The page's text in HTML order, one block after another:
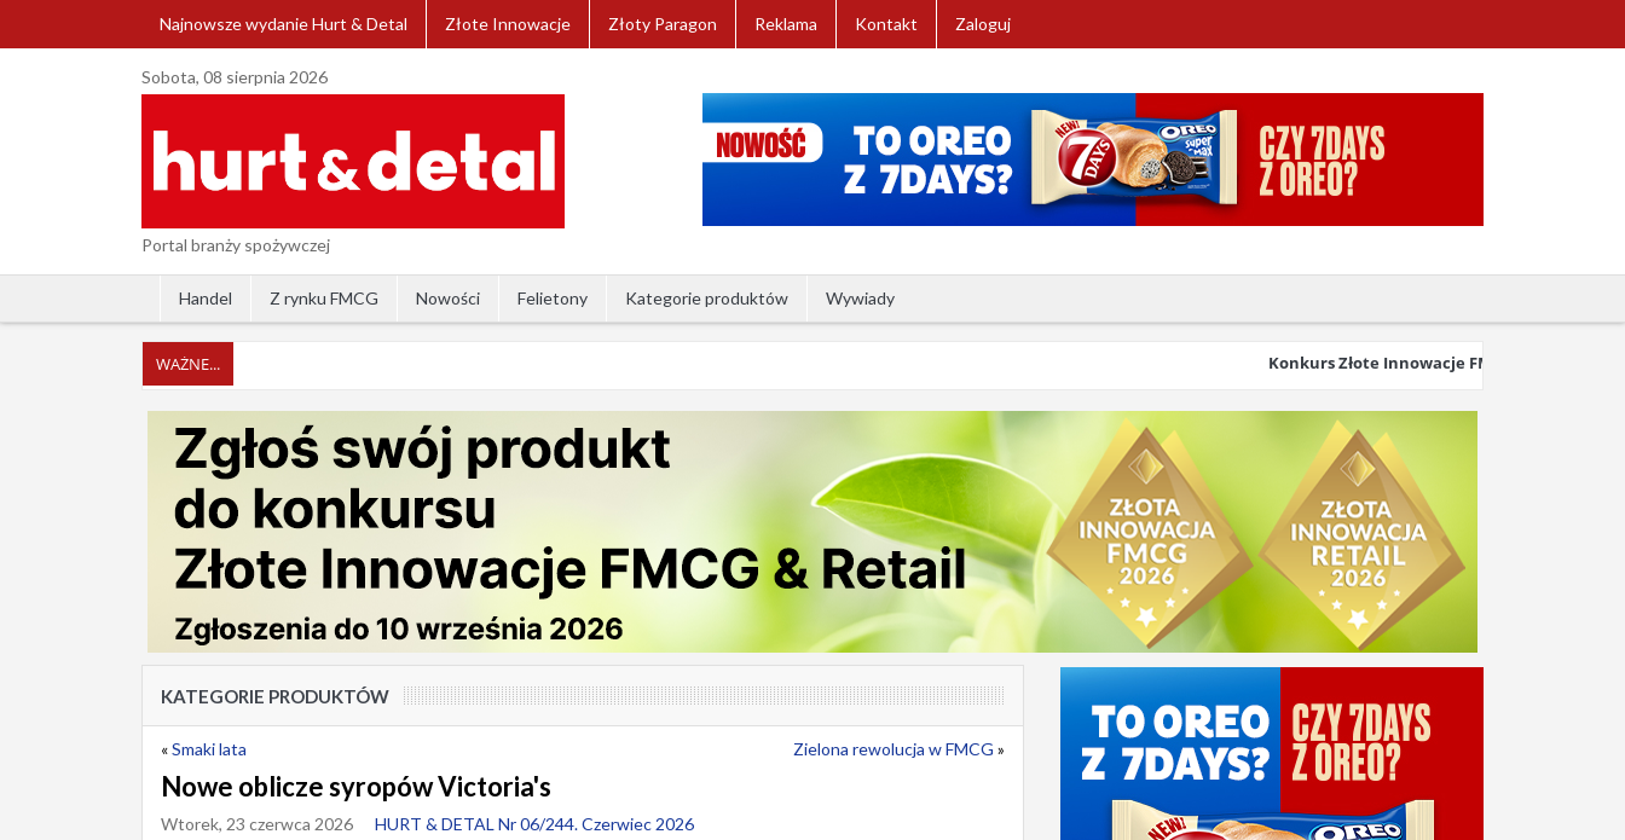
Najnowsze wydanie Hurt & Detal Złote Innowacje Złoty Paragon Reklama Kontakt Zaloguj
Sobota, 08 sierpnia 2026
Portal branży spożywczej
Handel Z rynku FMCG Nowości Felietony Kategorie produktów Wywiady
Konkurs Złote Innowacje FMCG & Retail 2026
KATEGORIE PRODUKTÓW
«Smaki lata Zielona rewolucja w FMCG »
Nowe oblicze syropów Victoria's
Wtorek, 23 czerwca 2026 HURT & DETAL Nr 06/244. Czerwiec 2026